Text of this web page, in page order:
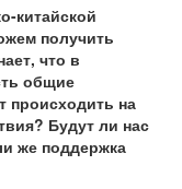
китайской
получить
что в
общие
происходить на
Будут ли нас
же поддержка